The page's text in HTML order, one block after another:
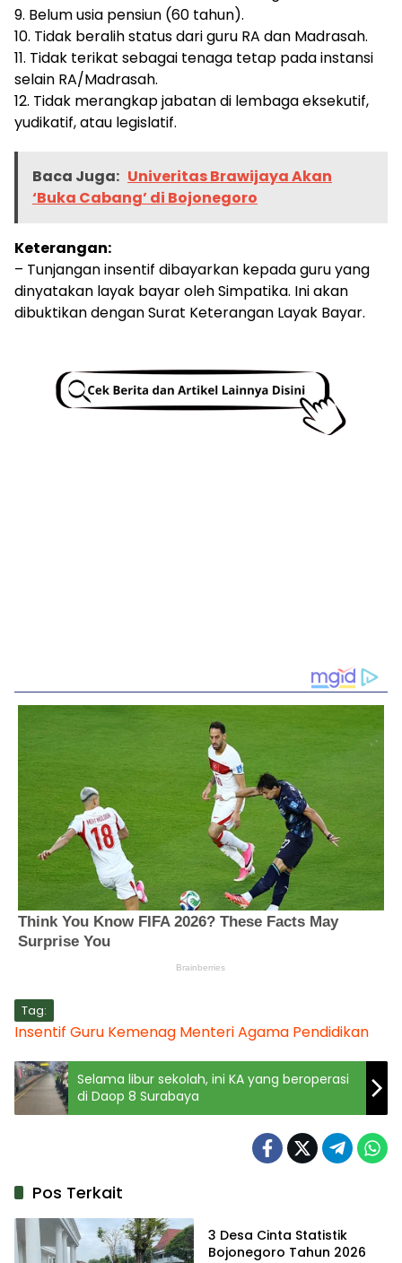
9. Belum usia pensiun (60 tahun).
10. Tidak beralih status dari guru RA dan Madrasah.
11. Tidak terikat sebagai tenaga tetap pada instansi
selain RA/Madrasah.
12. Tidak merangkap jabatan di lembaga eksekutif,
yudikatif, atau legislatif.
Baca Juga: Univeritas Brawijaya Akan
‘Buka Cabang’ di Bojonegoro
Keterangan:
– Tunjangan insentif dibayarkan kepada guru yang
dinyatakan layak bayar oleh Simpatika. Ini akan
dibuktikan dengan Surat Keterangan Layak Bayar.
Tag:
Insentif Guru Kemenag Menteri Agama Pendidikan
Selama libur sekolah, ini KA yang beroperasi
di Daop 8 Surabaya
Pos Terkait
3 Desa Cinta Statistik
Bojonegoro Tahun 2026